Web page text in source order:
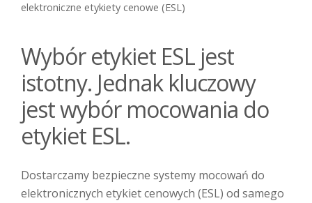
elektroniczne etykiety cenowe (ESL)
Wybór etykiet ESL jest
istotny. Jednak kluczowy
jest wybór mocowania do
etykiet ESL.
Dostarczamy bezpieczne systemy mocowań do
elektronicznych etykiet cenowych (ESL) od samego